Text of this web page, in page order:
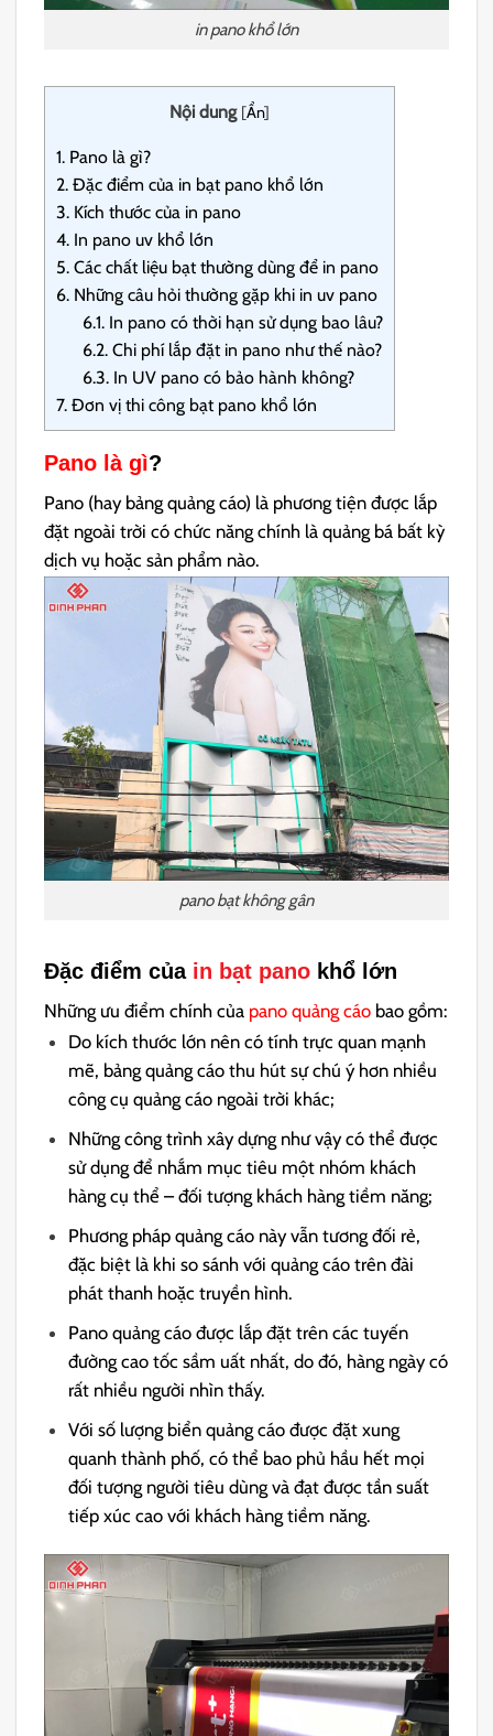
in pano khổ lớn
Nội dung [Ẩn]
1. Pano là gì?
2. Đặc điểm của in bạt pano khổ lớn
3. Kích thước của in pano
4. In pano uv khổ lớn
5. Các chất liệu bạt thường dùng để in pano
6. Những câu hỏi thường gặp khi in uv pano
6.1. In pano có thời hạn sử dụng bao lâu?
6.2. Chi phí lắp đặt in pano như thế nào?
6.3. In UV pano có bảo hành không?
7. Đơn vị thi công bạt pano khổ lớn
Pano là gì?
Pano (hay bảng quảng cáo) là phương tiện được lắp
đặt ngoài trời có chức năng chính là quảng bá bất kỳ
dịch vụ hoặc sản phẩm nào.
pano bạt không gân
Đặc điểm của in bạt pano khổ lớn
Những ưu điểm chính của pano quảng cáo bao gồm:
Do kích thước lớn nên có tính trực quan mạnh
mẽ, bảng quảng cáo thu hút sự chú ý hơn nhiều
công cụ quảng cáo ngoài trời khác;
Những công trình xây dựng như vậy có thể được
sử dụng để nhắm mục tiêu một nhóm khách
hàng cụ thể – đối tượng khách hàng tiềm năng;
Phương pháp quảng cáo này vẫn tương đối rẻ,
đặc biệt là khi so sánh với quảng cáo trên đài
phát thanh hoặc truyền hình.
Pano quảng cáo được lắp đặt trên các tuyến
đường cao tốc sầm uất nhất, do đó, hàng ngày có
rất nhiều người nhìn thấy.
Với số lượng biển quảng cáo được đặt xung
quanh thành phố, có thể bao phủ hầu hết mọi
đối tượng người tiêu dùng và đạt được tần suất
tiếp xúc cao với khách hàng tiềm năng.